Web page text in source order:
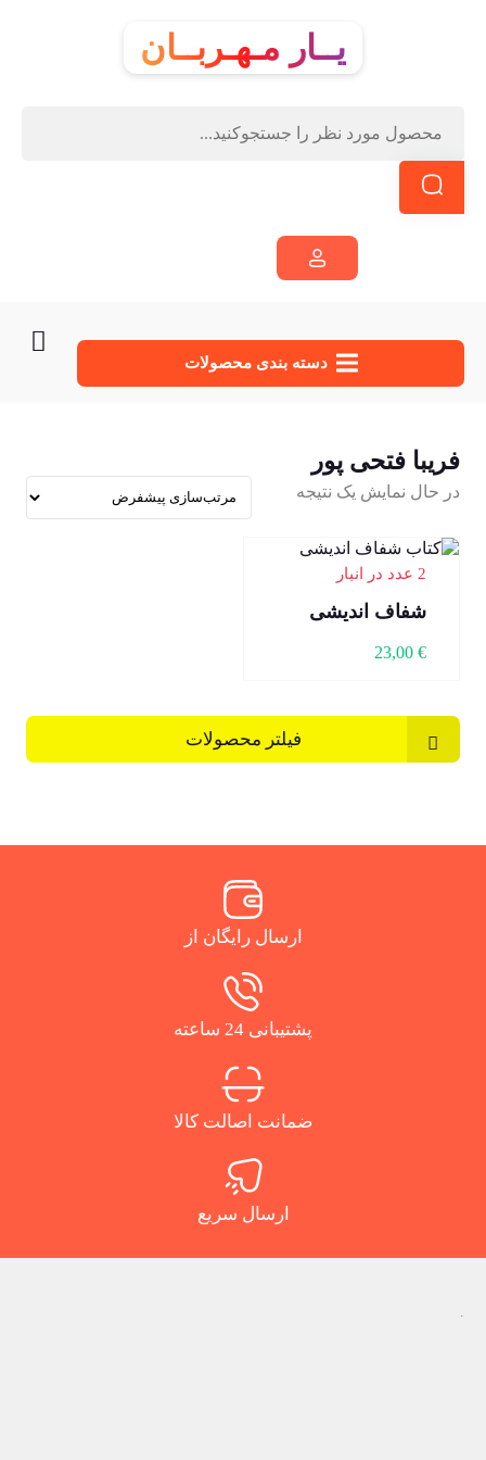
یــار مـهـربــان
دسته‌ بندی محصولات
فریبا فتحی پور
در حال نمایش یک نتیجه
2 عدد در انبار
شفاف اندیشی
23,00 €
فیلتر محصولات
ارسال رایگان از
پشتیبانی 24 ساعته
ضمانت اصالت کالا
ارسال سریع
.